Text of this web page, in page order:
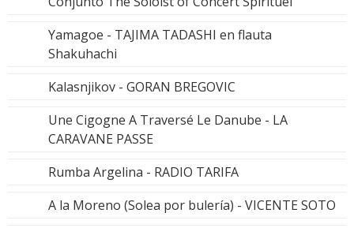
Yamagoe - TAJIMA TADASHI en flauta
Shakuhachi
Kalasnjikov - GORAN BREGOVIC
Une Cigogne A Traversé Le Danube - LA
CARAVANE PASSE
Rumba Argelina - RADIO TARIFA
A la Moreno (Solea por bulería) - VICENTE SOTO